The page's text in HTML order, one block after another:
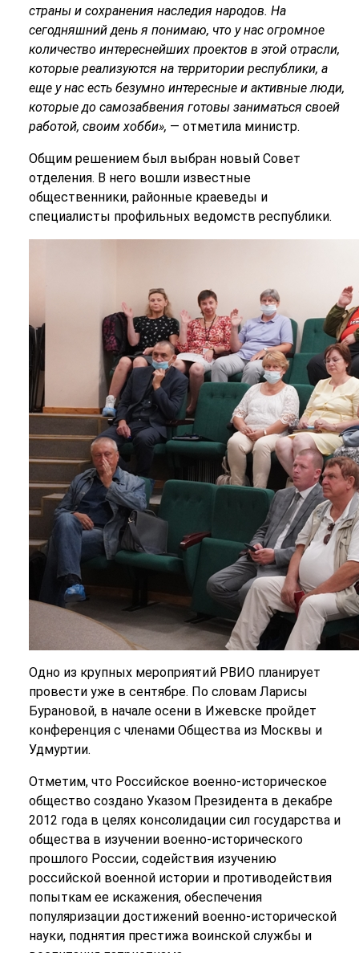
страны и сохранения наследия народов. На
сегодняшний день я понимаю, что у нас огромное
количество интереснейших проектов в этой отрасли,
которые реализуются на территории республики, а
еще у нас есть безумно интересные и активные люди,
которые до самозабвения готовы заниматься своей
работой, своим хобби», — отметила министр.
Общим решением был выбран новый Совет
отделения. В него вошли известные
общественники, районные краеведы и
специалисты профильных ведомств республики.
Одно из крупных мероприятий РВИО планирует
провести уже в сентябре. По словам Ларисы
Бурановой, в начале осени в Ижевске пройдет
конференция с членами Общества из Москвы и
Удмуртии.
Отметим, что Российское военно-историческое
общество создано Указом Президента в декабре
2012 года в целях консолидации сил государства и
общества в изучении военно-исторического
прошлого России, содействия изучению
российской военной истории и противодействия
попыткам ее искажения, обеспечения
популяризации достижений военно-исторической
науки, поднятия престижа воинской службы и